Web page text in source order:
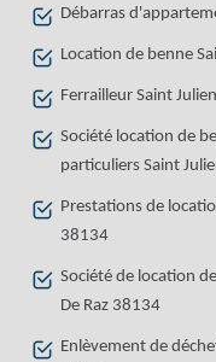
Débarras
Location de benne
Ferrailleur Saint
Société location de
particuliers Saint
Prestations de
38134
Société de location
De Raz 38134
Enlèvement de